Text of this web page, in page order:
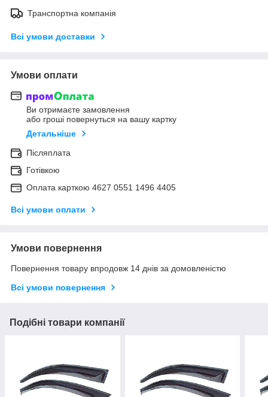
Транспортна компанія
Всі умови доставки
Умови оплати
Ви отримаєте замовлення
або гроші повернуться на вашу картку
Детальніше
Післяплата
Готівкою
Оплата карткою 4627 0551 1496 4405
Всі умови оплати
Умови повернення
Повернення товару впродовж 14 днів за домовленістю
Всі умови повернення
Подібні товари компанії